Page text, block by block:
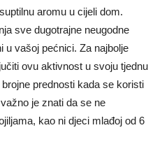
aromu u cijeli dom.
sve dugotrajne neugodne
u vašoj pećnici. Za najbolje
ovu aktivnost u svoju tjednu
prednosti kada se koristi
je znati da se ne
kao ni djeci mlađoj od 6